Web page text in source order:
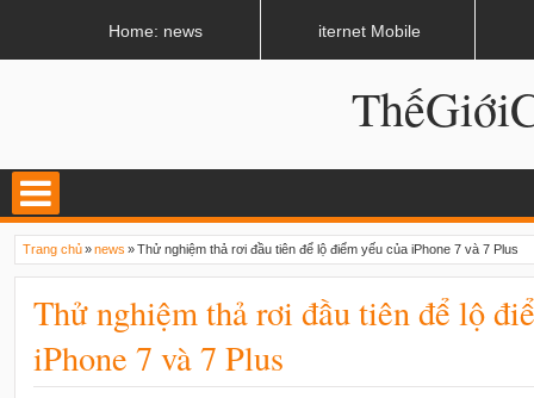
Trang chủ»news »Thử nghiệm thả rơi đầu tiên để lộ điểm yếu của iPhone 7 và 7 Plus
Thử nghiệm thả rơi đầu tiên để lộ
iPhone 7 và 7 Plus
Home: news iternet Mobile